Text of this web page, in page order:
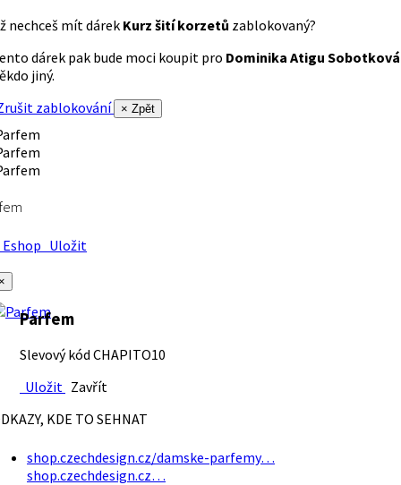
nechceš mít dárek Kurz šití korzetů zablokovaný?
dárek pak bude moci koupit pro Dominika Atigu Sobotková
jiný.
zablokování
× Zpět
Uložit
Parfem
Slevový kód CHAPITO10
Uložit Zavřít
KDE TO SEHNAT
shop.czechdesign.cz/damske-parfemy…
shop.czechdesign.cz…